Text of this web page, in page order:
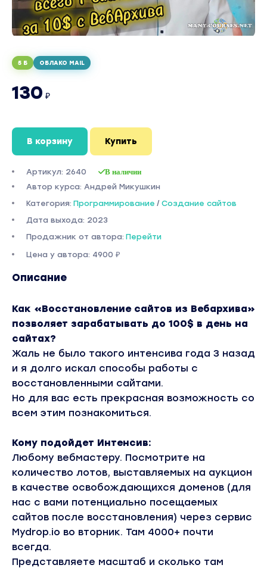
5 Б ОБЛАКО MAIL
130 ₽
В корзину Купить
Артикул: 2640 В наличии
Автор курса: Андрей Микушкин
Категория: Программирование / Создание сайтов
Дата выхода: 2023
Продажник от автора: Перейти
Цена у автора: 4900 ₽
Описание
Как «Восстановление сайтов из Вебархива»
позволяет зарабатывать до 100$ в день на
сайтах?
Жаль не было такого интенсива года 3 назад
и я долго искал способы работы с
восстановленными сайтами.
Но для вас есть прекрасная возможность со
всем этим познакомиться.
Кому подойдет Интенсив:
Любому вебмастеру. Посмотрите на
количество лотов, выставляемых на аукцион
в качестве освобождающихся доменов (для
нас с вами потенциально посещаемых
сайтов после восстановления) через сервис
Mydrop.io во вторник. Там 4000+ почти
всегда.
Представляете масштаб и сколько там